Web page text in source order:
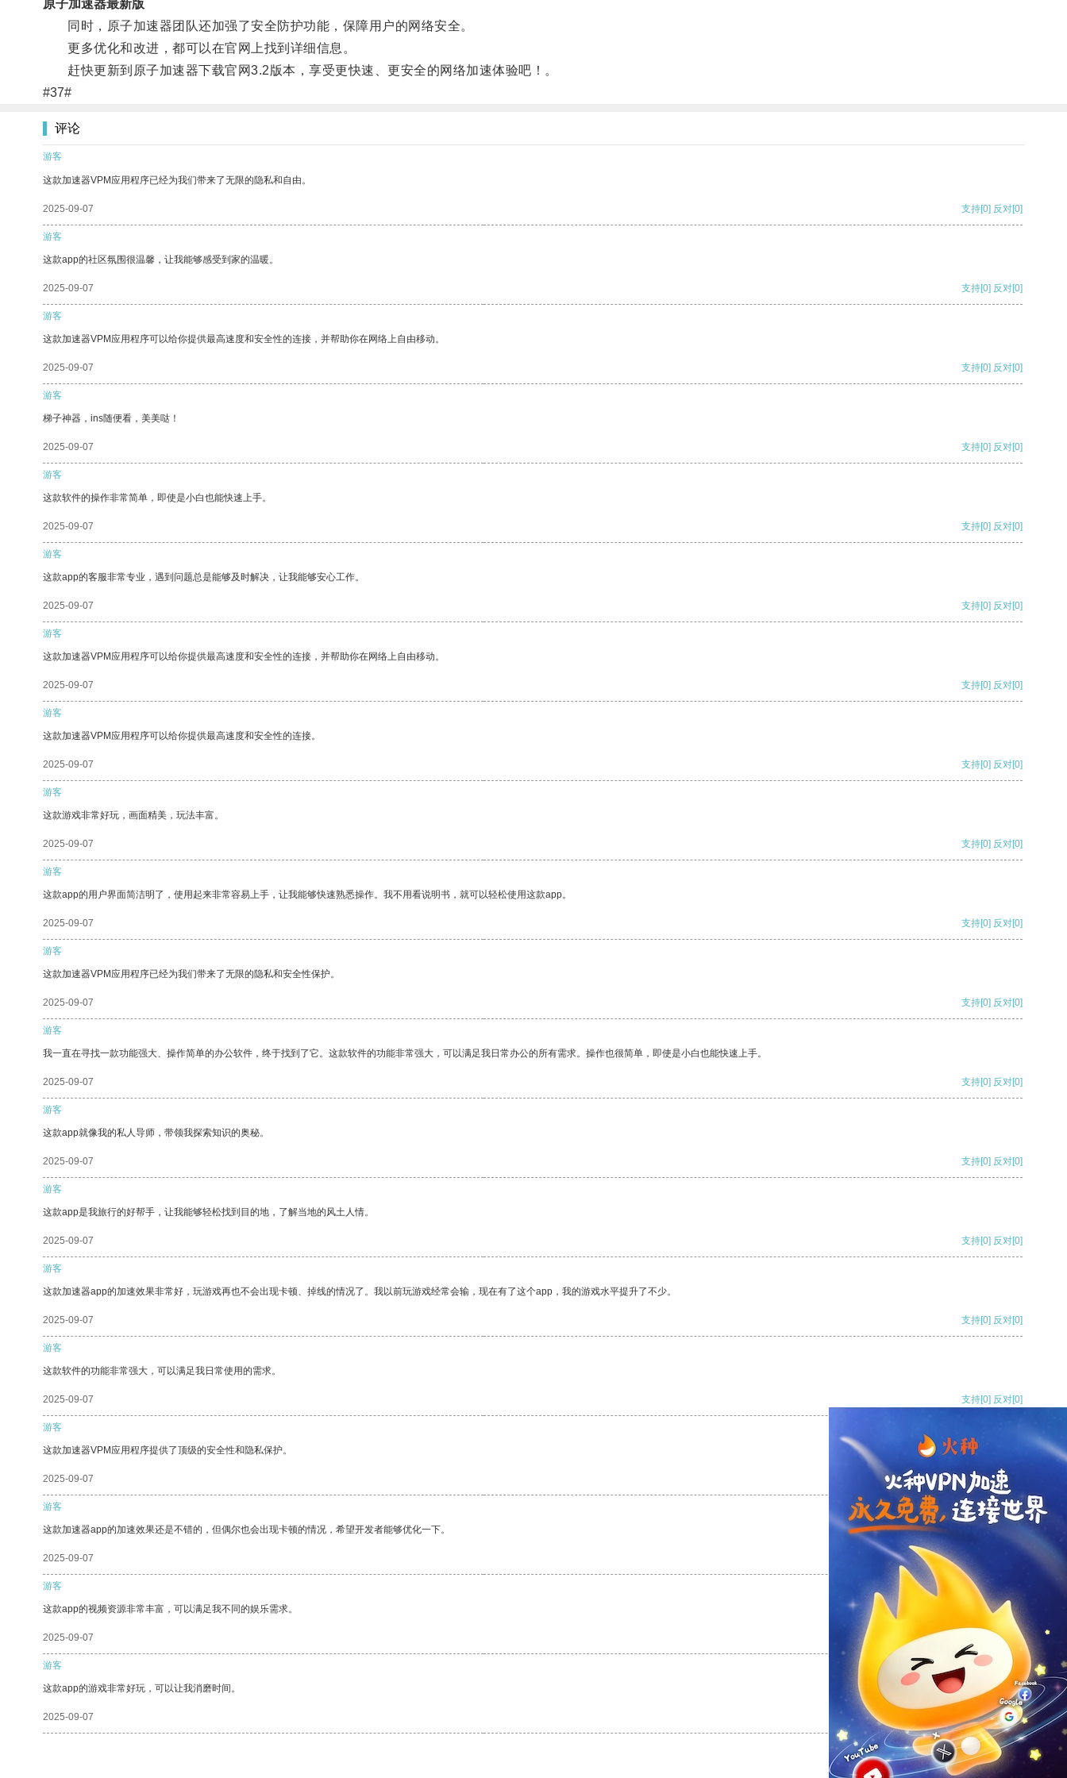
原子加速器最新版
同时，原子加速器团队还加强了安全防护功能，保障用户的网络安全。
更多优化和改进，都可以在官网上找到详细信息。
赶快更新到原子加速器下载官网3.2版本，享受更快速、更安全的网络加速体验吧！。
#37#
评论
游客
这款加速器VPM应用程序已经为我们带来了无限的隐私和自由。
2025-09-07 支持[0] 反对[0]
游客
这款app的社区氛围很温馨，让我能够感受到家的温暖。
2025-09-07 支持[0] 反对[0]
游客
这款加速器VPM应用程序可以给你提供最高速度和安全性的连接，并帮助你在网络上自由移动。
2025-09-07 支持[0] 反对[0]
游客
梯子神器，ins随便看，美美哒！
2025-09-07 支持[0] 反对[0]
游客
这款软件的操作非常简单，即使是小白也能快速上手。
2025-09-07 支持[0] 反对[0]
游客
这款app的客服非常专业，遇到问题总是能够及时解决，让我能够安心工作。
2025-09-07 支持[0] 反对[0]
游客
这款加速器VPM应用程序可以给你提供最高速度和安全性的连接，并帮助你在网络上自由移动。
2025-09-07 支持[0] 反对[0]
游客
这款加速器VPM应用程序可以给你提供最高速度和安全性的连接。
2025-09-07 支持[0] 反对[0]
游客
这款游戏非常好玩，画面精美，玩法丰富。
2025-09-07 支持[0] 反对[0]
游客
这款app的用户界面简洁明了，使用起来非常容易上手，让我能够快速熟悉操作。我不用看说明书，就可以轻松使用这款app。
2025-09-07 支持[0] 反对[0]
游客
这款加速器VPM应用程序已经为我们带来了无限的隐私和安全性保护。
2025-09-07 支持[0] 反对[0]
游客
我一直在寻找一款功能强大、操作简单的办公软件，终于找到了它。这款软件的功能非常强大，可以满足我日常办公的所有需求。操作也很简单，即使是小白也能快速上手。
2025-09-07 支持[0] 反对[0]
游客
这款app就像我的私人导师，带领我探索知识的奥秘。
2025-09-07 支持[0] 反对[0]
游客
这款app是我旅行的好帮手，让我能够轻松找到目的地，了解当地的风土人情。
2025-09-07 支持[0] 反对[0]
游客
这款加速器app的加速效果非常好，玩游戏再也不会出现卡顿、掉线的情况了。我以前玩游戏经常会输，现在有了这个app，我的游戏水平提升了不少。
2025-09-07 支持[0] 反对[0]
游客
这款软件的功能非常强大，可以满足我日常使用的需求。
2025-09-07 支持[0] 反对[0]
游客
这款加速器VPM应用程序提供了顶级的安全性和隐私保护。
2025-09-07 支持[0] 反对
游客
这款加速器app的加速效果还是不错的，但偶尔也会出现卡顿的情况，希望开发者能够优化一下。
2025-09-07 支持
游客
这款app的视频资源非常丰富，可以满足我不同的娱乐需求。
2025-09-07 反对 [0]
游客
这款app的游戏非常好玩，可以让我消磨时间。
2025-09-07 支持[0] 反对[0]